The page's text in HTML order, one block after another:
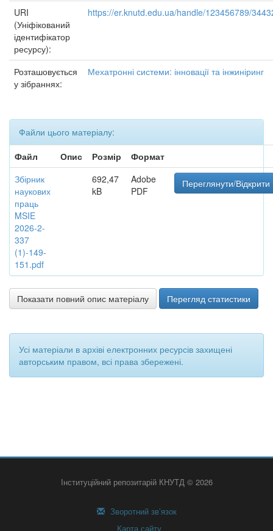
URI
(Уніфікований
ідентифікатор
ресурсу):
https://er.knutd.edu.ua/handle/123456789/
Розташовується
у зібраннях:
Мехатронні системи: інновації та інжиніринг
Файли цього матеріалу:
Файл
Опис Розмір
Формат
Збірник
наукових
праць
MSIE
2026-2-
337
(1)-149-
151.pdf
692,47
kB
Adobe
PDF
Переглянути/Відкрити
Показати повний опис матеріалу Перегляд статистики
Усі матеріали в архіві електронних ресурсів захищені
авторським правом, всі права збережені.
Інституційний репозитарій КНУТД © 2026
Зворотний зв’язок
Карта сайту